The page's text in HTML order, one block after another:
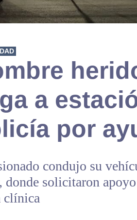
a
por
condujo su
donde solicitaron
clínica